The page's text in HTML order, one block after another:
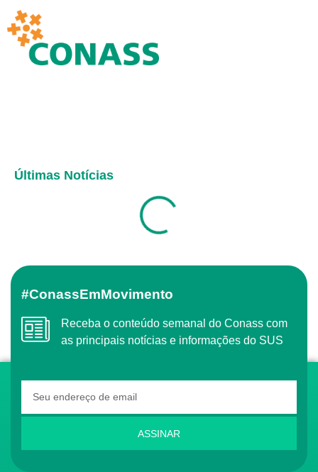
Últimas Notícias
#ConassEmMovimento
Receba o conteúdo semanal do Conass com
as principais notícias e informações do SUS
ASSINAR